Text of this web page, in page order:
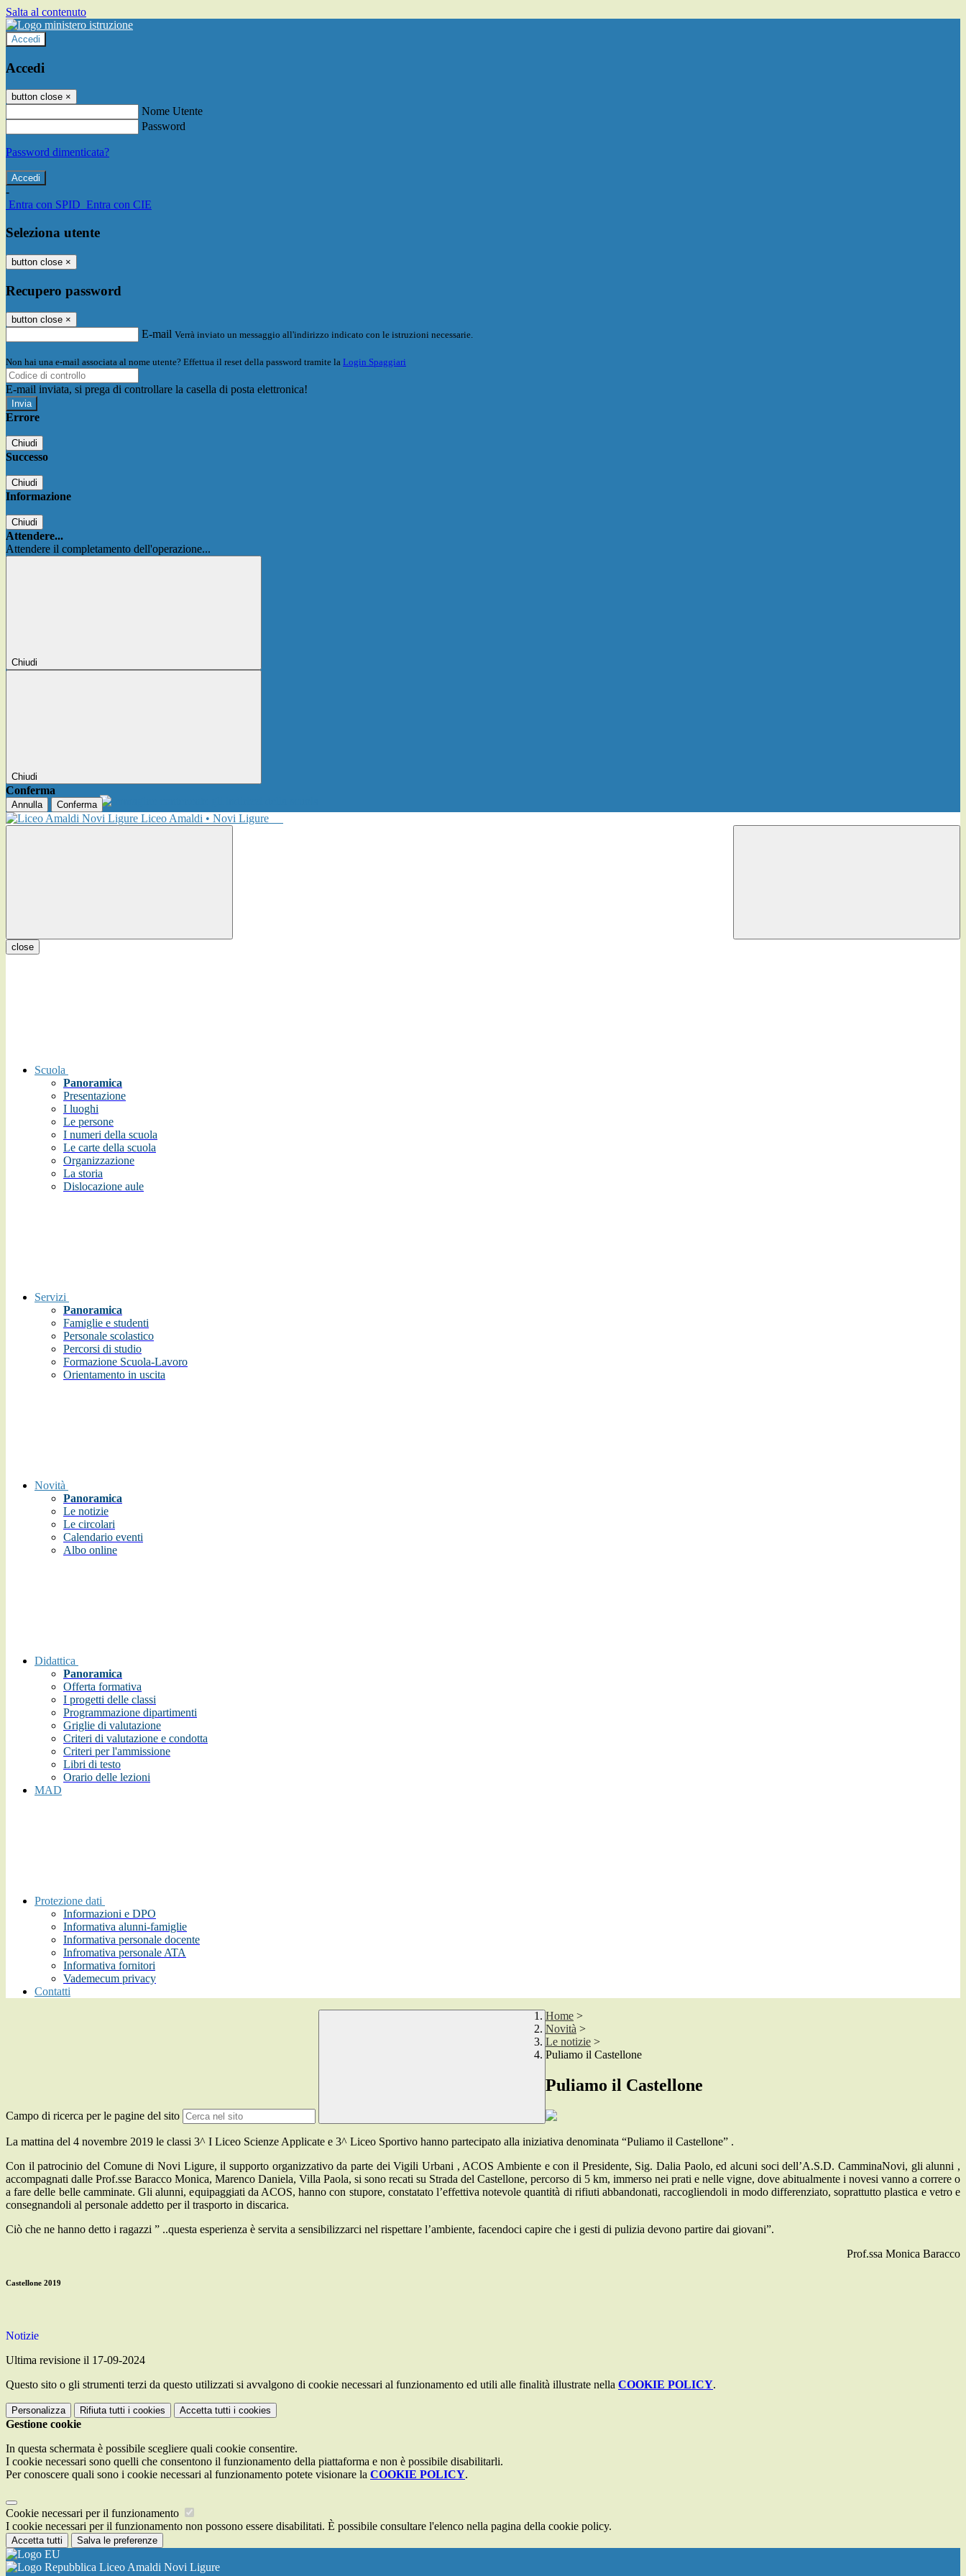
Salta al contenuto
Accedi
Accedi
button close ×
Nome Utente
Password
Password dimenticata?
-
Entra con SPID Entra con CIE
Seleziona utente
button close ×
Recupero password
button close ×
E-mail Verrà inviato un messaggio all'indirizzo indicato con le istruzioni necessarie.
Non hai una e-mail associata al nome utente? Effettua il reset della password tramite la Login Spaggiari
E-mail inviata, si prega di controllare la casella di posta elettronica!
Errore
Chiudi
Successo
Chiudi
Informazione
Chiudi
Attendere...
Attendere il completamento dell'operazione...
Chiudi
Chiudi
Conferma
Annulla Conferma
Liceo Amaldi • Novi Ligure
close
Scuola
Panoramica
Presentazione
I luoghi
Le persone
I numeri della scuola
Le carte della scuola
Organizzazione
La storia
Dislocazione aule
Servizi
Panoramica
Famiglie e studenti
Personale scolastico
Percorsi di studio
Formazione Scuola-Lavoro
Orientamento in uscita
Novità
Panoramica
Le notizie
Le circolari
Calendario eventi
Albo online
Didattica
Panoramica
Offerta formativa
I progetti delle classi
Programmazione dipartimenti
Griglie di valutazione
Criteri di valutazione e condotta
Criteri per l'ammissione
Libri di testo
Orario delle lezioni
MAD
Protezione dati
Informazioni e DPO
Informativa alunni-famiglie
Informativa personale docente
Infromativa personale ATA
Informativa fornitori
Vademecum privacy
Contatti
Campo di ricerca per le pagine del sito
Home >
Novità >
Le notizie >
Puliamo il Castellone
Puliamo il Castellone
La mattina del 4 novembre 2019 le classi 3^ I Liceo Scienze Applicate e 3^ Liceo Sportivo hanno partecipato alla iniziativa denominata “Puliamo il Castellone” .
Con il patrocinio del Comune di Novi Ligure, il supporto organizzativo da parte dei Vigili Urbani , ACOS Ambiente e con il Presidente, Sig. Dalia Paolo, ed alcuni soci dell’A.S.D. CamminaNovi, gli alunni ,
accompagnati dalle Prof.sse Baracco Monica, Marenco Daniela, Villa Paola, si sono recati su Strada del Castellone, percorso di 5 km, immerso nei prati e nelle vigne, dove abitualmente i novesi vanno a correre o
a fare delle belle camminate. Gli alunni, equipaggiati da ACOS, hanno con stupore, constatato l’effettiva notevole quantità di rifiuti abbandonati, raccogliendoli in modo differenziato, soprattutto plastica e vetro e
consegnandoli al personale addetto per il trasporto in discarica.
Ciò che ne hanno detto i ragazzi ” ..questa esperienza è servita a sensibilizzarci nel rispettare l’ambiente, facendoci capire che i gesti di pulizia devono partire dai giovani”.
Prof.ssa Monica Baracco
Castellone 2019
Notizie
Ultima revisione il 17-09-2024
Questo sito o gli strumenti terzi da questo utilizzati si avvalgono di cookie necessari al funzionamento ed utili alle finalità illustrate nella COOKIE POLICY.
Personalizza Rifiuta tutti i cookies Accetta tutti i cookies
Gestione cookie
In questa schermata è possibile scegliere quali cookie consentire.
I cookie necessari sono quelli che consentono il funzionamento della piattaforma e non è possibile disabilitarli.
Per conoscere quali sono i cookie necessari al funzionamento potete visionare la COOKIE POLICY.
Cookie necessari per il funzionamento
I cookie necessari per il funzionamento non possono essere disabilitati. È possibile consultare l'elenco nella pagina della cookie policy.
Accetta tutti Salva le preferenze
Liceo Amaldi Novi Ligure